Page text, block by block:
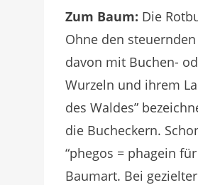
Zum Baum: Die
Ohne den
davon mit Buchen-
Wurzeln und ihrem
des Waldes”
die Bucheckern.
“phegos = phagein
Baumart. Bei